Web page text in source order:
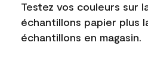
Testez vos couleurs sur
échantillons papier plus
échantillons en magasin.